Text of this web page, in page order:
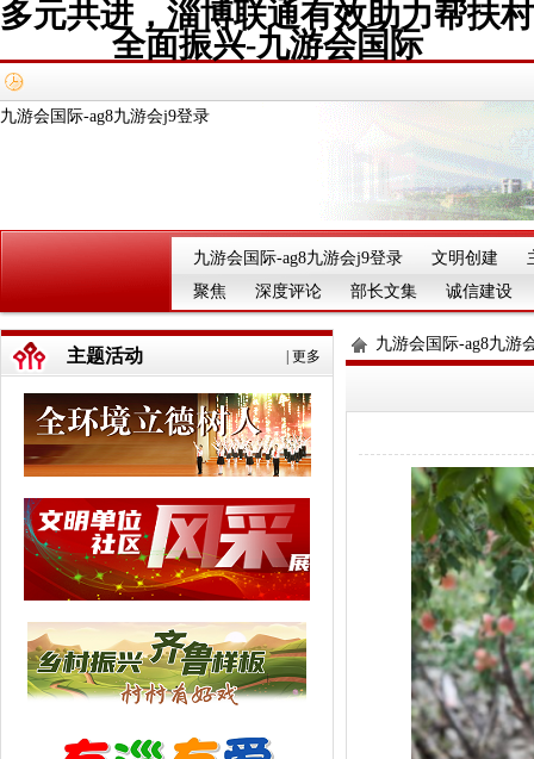
多元共进，淄博联通有效助力帮扶村
全面振兴-九游会国际
九游会国际-ag8九游会j9登录
九游会国际-ag8九游会j9登录 文明创建
聚焦
深度评论 部长文集 诚信建设
更多
主题活动
九游会国际-ag8九游